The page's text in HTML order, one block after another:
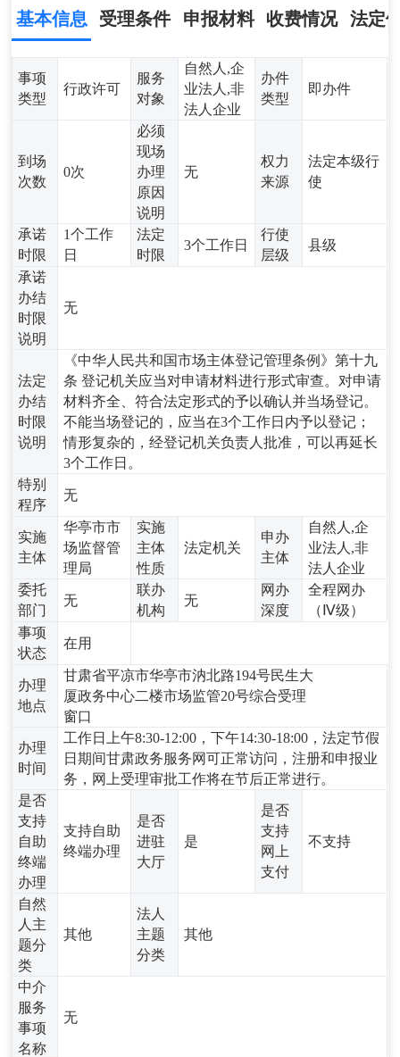
基本信息 受理条件 申报材料 收费情况 法定
事项
类型
行政许可
服务
对象
自然人,企
业法人,非
法人企业
办件
类型
即办件
到场
次数
0次
必须
现场
办理
原因
说明
无
权力
来源
法定本级行
使
承诺
时限
1个工作
日
法定
时限
3个工作日
行使
层级
县级
承诺
办结
时限
说明
无
法定
办结
时限
说明
《中华人民共和国市场主体登记管理条例》第十九
条 登记机关应当对申请材料进行形式审查。对申请
材料齐全、符合法定形式的予以确认并当场登记。
不能当场登记的，应当在3个工作日内予以登记；
情形复杂的，经登记机关负责人批准，可以再延长
3个工作日。
特别
程序
无
实施
主体
华亭市市
场监督管
理局
实施
主体
性质
法定机关
申办
主体
自然人,企
业法人,非
法人企业
委托
部门
无
联办
机构
无
网办
深度
全程网办
（Ⅳ级）
事项
状态
在用
办理
地点
甘肃省平凉市华亭市汭北路194号民生大
厦政务中心二楼市场监管20号综合受理
窗口
办理
时间
工作日上午8:30-12:00，下午14:30-18:00，法定节假
日期间甘肃政务服务网可正常访问，注册和申报业
务，网上受理审批工作将在节后正常进行。
是否
支持
自助
终端
办理
支持自助
终端办理
是否
进驻
大厅
是
是否
支持
网上
支付
不支持
自然
人主
题分
类
其他
法人
主题
分类
其他
中介
服务
事项
名称
无